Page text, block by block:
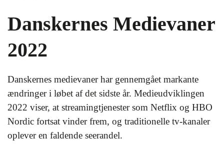
Danskernes Medievaner
2022
Danskernes medievaner har gennemgået markante
ændringer i løbet af det sidste år. Medieudviklingen
2022 viser, at streamingtjenester som Netflix og HBO
Nordic fortsat vinder frem, og traditionelle tv-kanaler
oplever en faldende seerandel.